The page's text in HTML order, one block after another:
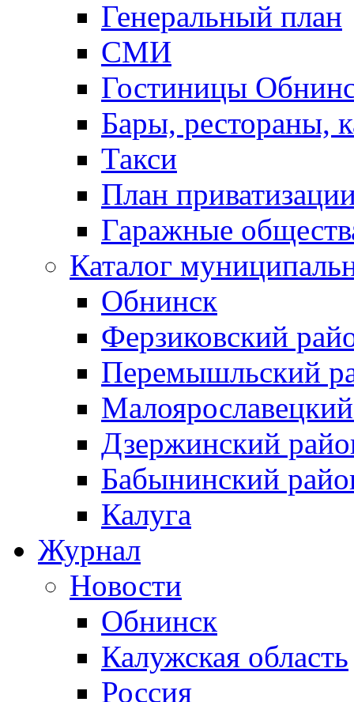
Генеральный план
СМИ
Гостиницы
Бары, рестораны,
Такси
План
Гаражные
Каталог
Обнинск
Ферзиковский
Перемышльский
Дзержинский
Бабынинский
Калуга
Журнал
Новости
Обнинск
Калужская область
Россия